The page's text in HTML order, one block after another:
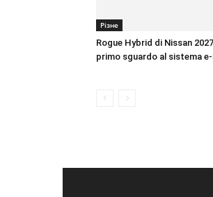
Різне
Rogue Hybrid di Nissan
primo sguardo al sistema